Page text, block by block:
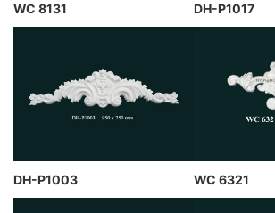
WC 8131 DH-P1017
DH-P1003 WC 6321